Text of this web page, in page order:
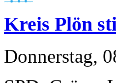
Kreis Plön
Donnerstag,